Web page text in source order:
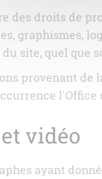
des droits de
graphismes,
site, quel que
provenant de
l'Office
vidéo
ayant